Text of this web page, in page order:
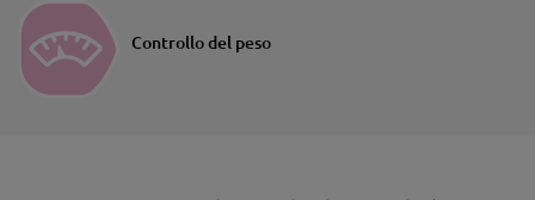
Controllo del peso